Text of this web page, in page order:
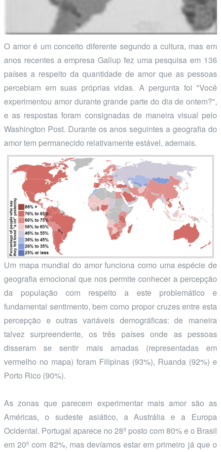
O amor é um conceito diferente segundo a cultura, mas em
anos recentes a empresa Gallup fez uma pesquisa em 136
países a respeito da quantidade de amor que as pessoas
percebiam em suas próprias vidas. A pergunta foi "Você
experimentou amor durante grande parte do dia de ontem?",
e as respostas foram consignadas de maneira visual pelo
Washington Post. Durante os anos seguintes a geografia do
amor tem permanecido relativamente estável, ademais.
Um mapa mundial do amor funciona como uma espécie de
geografia emocional que nos permite conhecer a percepção
da população com respeito a este problemático e
fundamental sentimento, bem como propor cruzes entre esta
percepção e outras variáveis demográficas: de maneira
talvez surpreendente, os três países onde as pessoas
disseram se sentir mais amadas (representadas em
vermelho no mapa) foram Filipinas (93%), Ruanda (92%) e
Porto Rico (90%).
As zonas que parecem experimentar mais amor são as
Américas, o sudeste asiático, a Austrália e a Europa
Ocidental. Portugal aparece no 28º posto com 80% e o Brasil
em 20º com 82%, mas devíamos estar em primeiro já que o